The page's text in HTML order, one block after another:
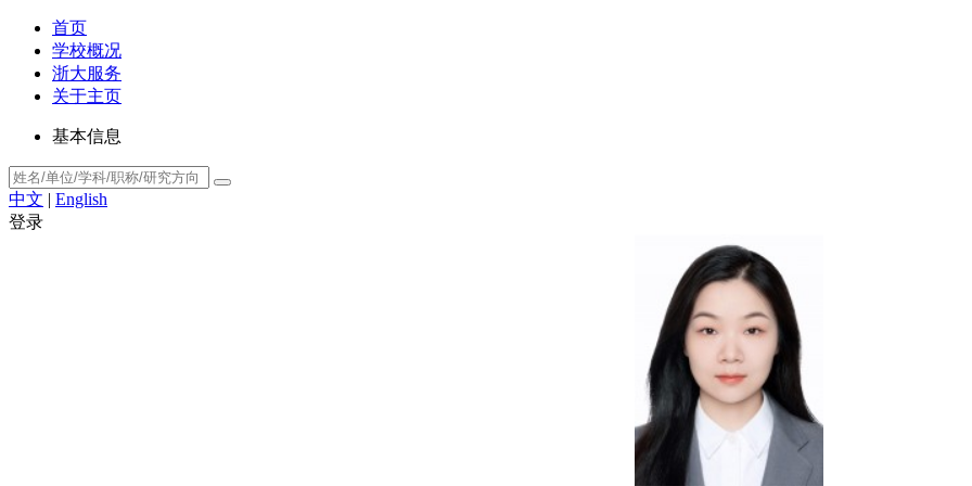
首页
学校概况
浙大服务
关于主页
基本信息
中文 | English
登录